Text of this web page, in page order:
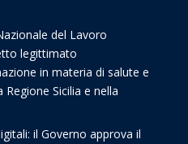
del Lavoro
legittimato
in materia di salute e
Sicilia e nella
il Governo approva il